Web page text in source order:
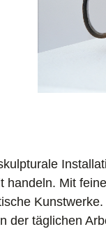
Mit
der täglichen